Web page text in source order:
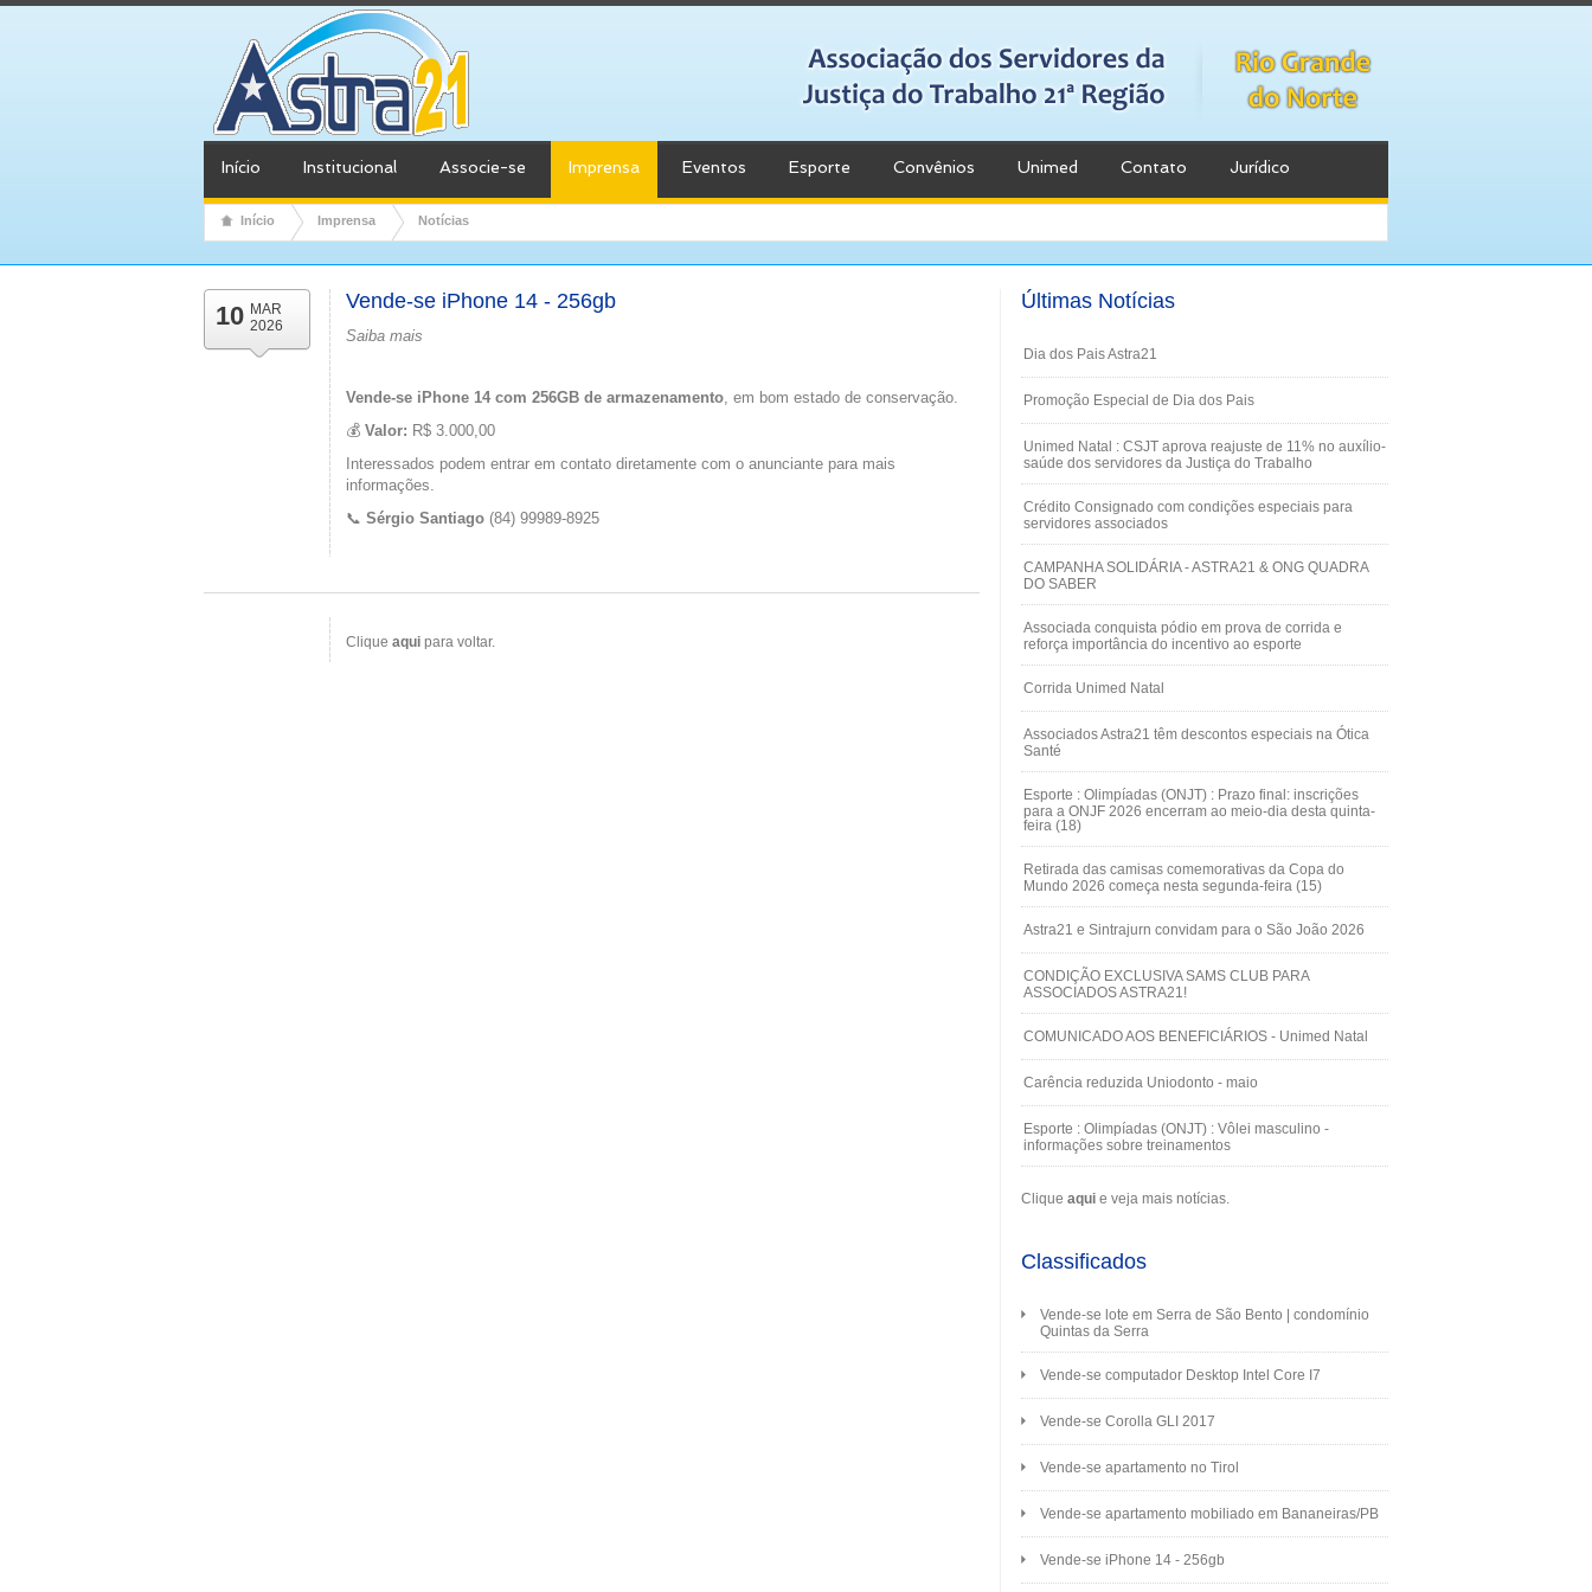
Início Institucional Associe-se Imprensa Eventos Esporte Convênios Unimed Contato Jurídico
Início Imprensa Notícias
10 MAR
2026
Vende-se iPhone 14 - 256gb
Saiba mais
Vende-se iPhone 14 com 256GB de armazenamento, em bom estado de conservação.
💰 Valor: R$ 3.000,00
Interessados podem entrar em contato diretamente com o anunciante para mais
informações.
📞 Sérgio Santiago (84) 99989-8925
Clique aqui para voltar.
Últimas Notícias
Dia dos Pais Astra21
Promoção Especial de Dia dos Pais
Unimed Natal : CSJT aprova reajuste de 11% no auxílio-
saúde dos servidores da Justiça do Trabalho
Crédito Consignado com condições especiais para
servidores associados
CAMPANHA SOLIDÁRIA - ASTRA21 & ONG QUADRA
DO SABER
Associada conquista pódio em prova de corrida e
reforça importância do incentivo ao esporte
Corrida Unimed Natal
Associados Astra21 têm descontos especiais na Ótica
Santé
Esporte : Olimpíadas (ONJT) : Prazo final: inscrições
para a ONJF 2026 encerram ao meio-dia desta quinta-
feira (18)
Retirada das camisas comemorativas da Copa do
Mundo 2026 começa nesta segunda-feira (15)
Astra21 e Sintrajurn convidam para o São João 2026
CONDIÇÃO EXCLUSIVA SAMS CLUB PARA
ASSOCIADOS ASTRA21!
COMUNICADO AOS BENEFICIÁRIOS - Unimed Natal
Carência reduzida Uniodonto - maio
Esporte : Olimpíadas (ONJT) : Vôlei masculino -
informações sobre treinamentos
Clique aqui e veja mais notícias.
Classificados
Vende-se lote em Serra de São Bento | condomínio
Quintas da Serra
Vende-se computador Desktop Intel Core I7
Vende-se Corolla GLI 2017
Vende-se apartamento no Tirol
Vende-se apartamento mobiliado em Bananeiras/PB
Vende-se iPhone 14 - 256gb